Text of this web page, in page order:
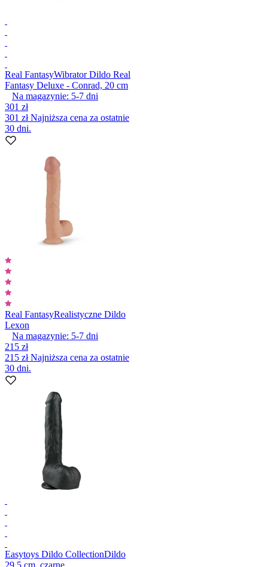
Real FantasyWibrator Dildo Real
Fantasy Deluxe - Conrad, 20 cm
Na magazynie: 5-7 dni
301 zł
301 złNajniższa cena za ostatnie
30 dni.
Real FantasyRealistyczne Dildo
Lexon
Na magazynie: 5-7 dni
215 zł
215 złNajniższa cena za ostatnie
30 dni.
Easytoys Dildo CollectionDildo
29,5 cm, czarne